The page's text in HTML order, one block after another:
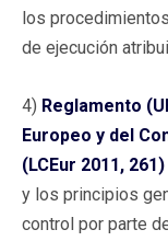
los
de ejecución
4) Reglamento
Europeo y del
(LCEur 2011, 261)
y los principios
control por parte